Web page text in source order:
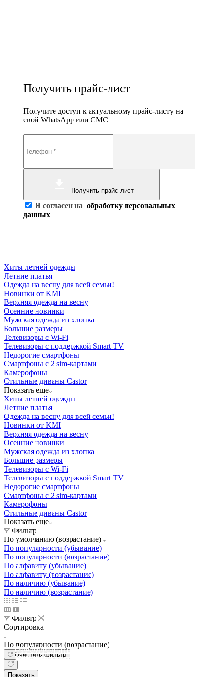
Получить прайс-лист
Получите доступ к актуальному прайс-листу на
свой WhatsApp или СМС
Получить прайс-лист
Я согласен на обработку персональных
данных
Хиты летней одежды
Летние платья
Одежда на весну для всей семьи!
Новинки от KMI
Верхняя одежда на весну
Осенние новинки
Мужская одежда из хлопка
Большие размеры
Телевизоры с Wi-Fi
Телевизоры с поддержкой Smart TV
Недорогие смартфоны
Смартфоны с 2 sim-картами
Камерофоны
Стильные диваны Castor
Показать еще
Хиты летней одежды
Летние платья
Одежда на весну для всей семьи!
Новинки от KMI
Верхняя одежда на весну
Осенние новинки
Мужская одежда из хлопка
Большие размеры
Телевизоры с Wi-Fi
Телевизоры с поддержкой Smart TV
Недорогие смартфоны
Смартфоны с 2 sim-картами
Камерофоны
Стильные диваны Castor
Показать еще
Фильтр
По умолчанию (возрастание)
По популярности (убывание)
По популярности (возрастание)
По алфавиту (убывание)
По алфавиту (возрастание)
По наличию (убывание)
По наличию (возрастание)
Фильтр
Сортировка
По популярности (возрастание)
Очистить фильтр
Показать
Освещение
Здания префектуры ТиНАО
Освещение
Калужский завод путевых машин и гидроприводов
СТРОИТЕЛЬНЫЙ ГИПЕРМАРКЕТ «ЛЕРУА
МЕРЛЕН»
Освещение
Железнодорожный вокзал Арзамас-1